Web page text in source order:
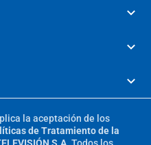
la aceptación de los
de Tratamiento de la